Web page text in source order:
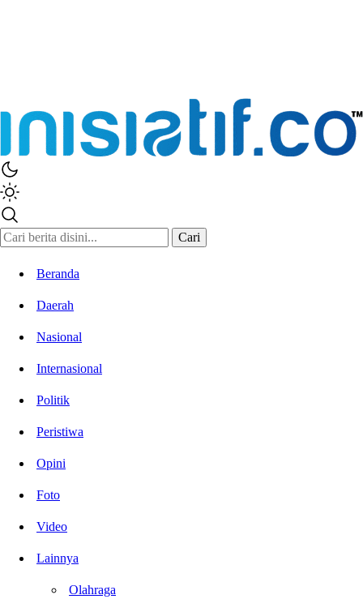
Inisiatif.co
Stay Connected Stay Informed
Cari
Beranda
Daerah
Nasional
Internasional
Politik
Peristiwa
Opini
Foto
Video
Lainnya
Olahraga